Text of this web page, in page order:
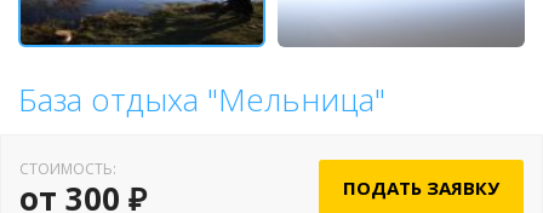
База отдыха "Мельница"
СТОИМОСТЬ:
от 300 ₽ ПОДАТЬ ЗАЯВКУ